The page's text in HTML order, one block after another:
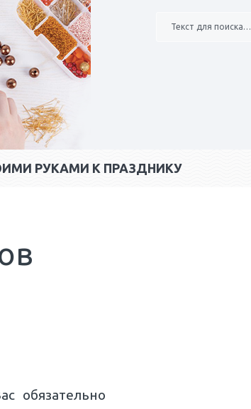
Текст для поиска…
РУКАМИ К ПРАЗДНИКУ
обязательно